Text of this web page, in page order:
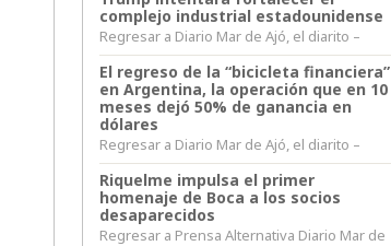
complejo industrial estadounidense
Regresar a Diario Mar de Ajó, el diarito –
El regreso de la “bicicleta financiera”
en Argentina, la operación que en 10
meses dejó 50% de ganancia en
dólares
Regresar a Diario Mar de Ajó, el diarito –
Riquelme impulsa el primer
homenaje de Boca a los socios
desaparecidos
Regresar a Prensa Alternativa Diario Mar de